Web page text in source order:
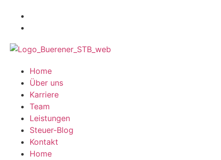
Home
Über uns
Karriere
Team
Leistungen
Steuer-Blog
Kontakt
Home